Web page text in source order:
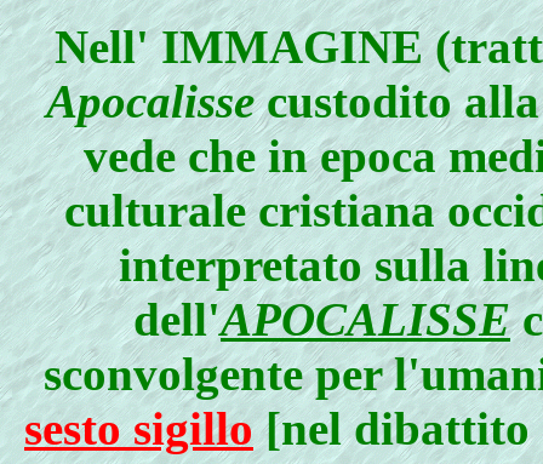
Nell'IMMAGINE
Apocalissecustodito
vede che in epoca
culturale cristiana
interpretato sulla
dell'APOCALISSE
sconvolgente per
sesto sigillo[nel